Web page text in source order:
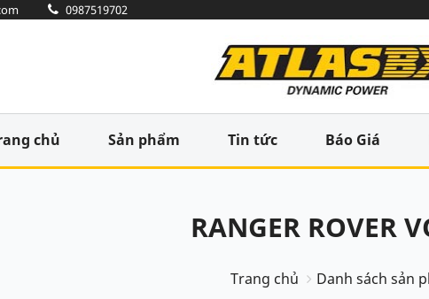
0987519702
chủ Sản phẩm Tin tức Báo Giá
RANGER ROVER
Trang chủ Danh sách sản